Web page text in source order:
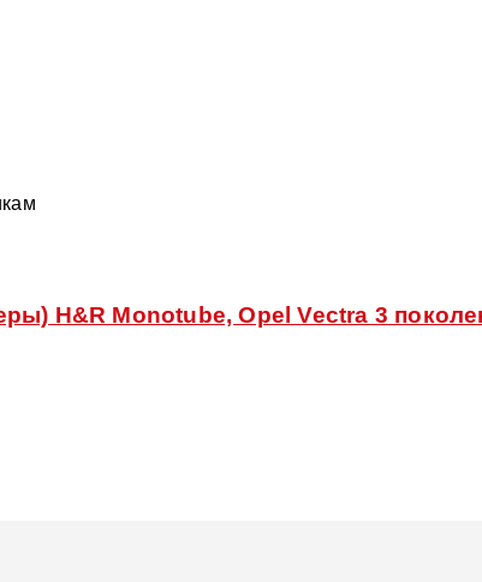
H&R Monotube, Opel Vectra 3